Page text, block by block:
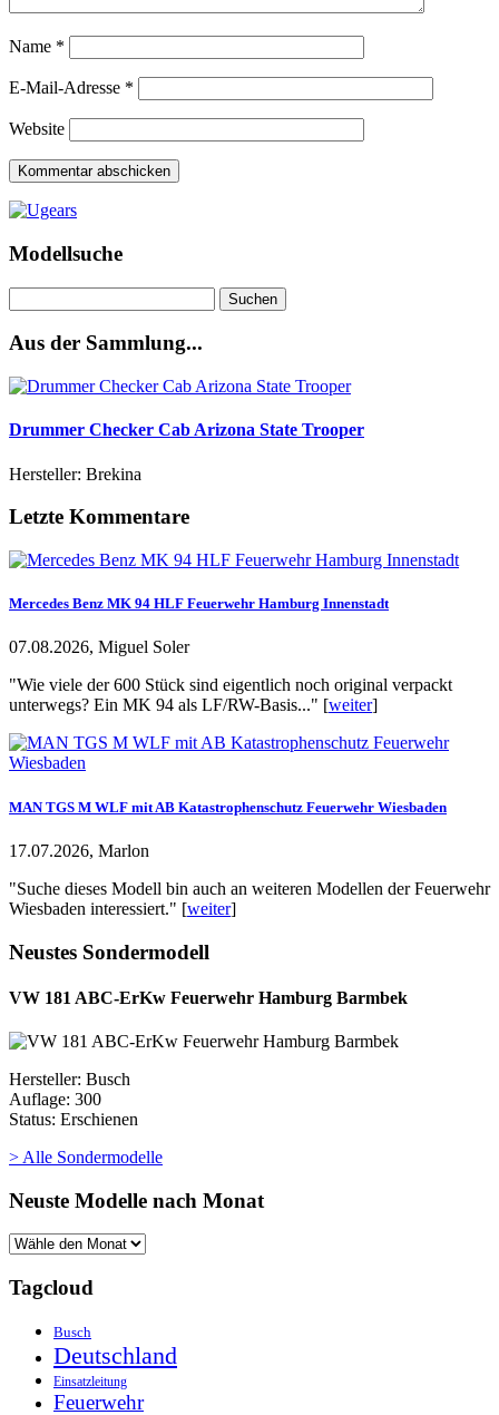
Name *
E-Mail-Adresse *
Website
Modellsuche
nach:
Aus der Sammlung...
Drummer Checker Cab Arizona State Trooper
Hersteller: Brekina
Letzte Kommentare
Mercedes Benz MK 94 HLF Feuerwehr Hamburg Innenstadt
07.08.2026, Miguel Soler
"Wie viele der 600 Stück sind eigentlich noch original verpackt
unterwegs? Ein MK 94 als LF/RW-Basis..." [weiter]
MAN TGS M WLF mit AB Katastrophenschutz Feuerwehr Wiesbaden
17.07.2026, Marlon
"Suche dieses Modell bin auch an weiteren Modellen der Feuerwehr
Wiesbaden interessiert." [weiter]
Neustes Sondermodell
VW 181 ABC-ErKw Feuerwehr Hamburg Barmbek
Hersteller: Busch
Auflage: 300
Status: Erschienen
> Alle Sondermodelle
Neuste Modelle nach Monat
Tagcloud
Busch
Deutschland
Einsatzleitung
Feuerwehr